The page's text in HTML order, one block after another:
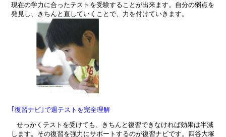
現在の学力に合ったテストを受験することが出来ます。自分の弱点を
発見し、きちんと直していくことで、力を付けていきます。
｢復習ナビ｣で週テストを完全理解
せっかくテストを受けても、きちんと復習できなければ効果は半減
します。その復習を強力にサポートするのが復習ナビです。四谷大塚